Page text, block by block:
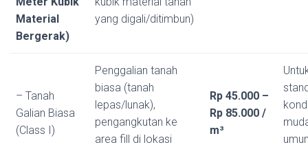
Material
Bergerak)
yang digali/ditimbun)
– Tanah
Galian Biasa
(Class I)
Penggalian tanah
biasa (tanah
lepas/lunak),
pengangkutan ke
area fill di lokasi
Rp 45.000 –
Rp 85.000 /
m³